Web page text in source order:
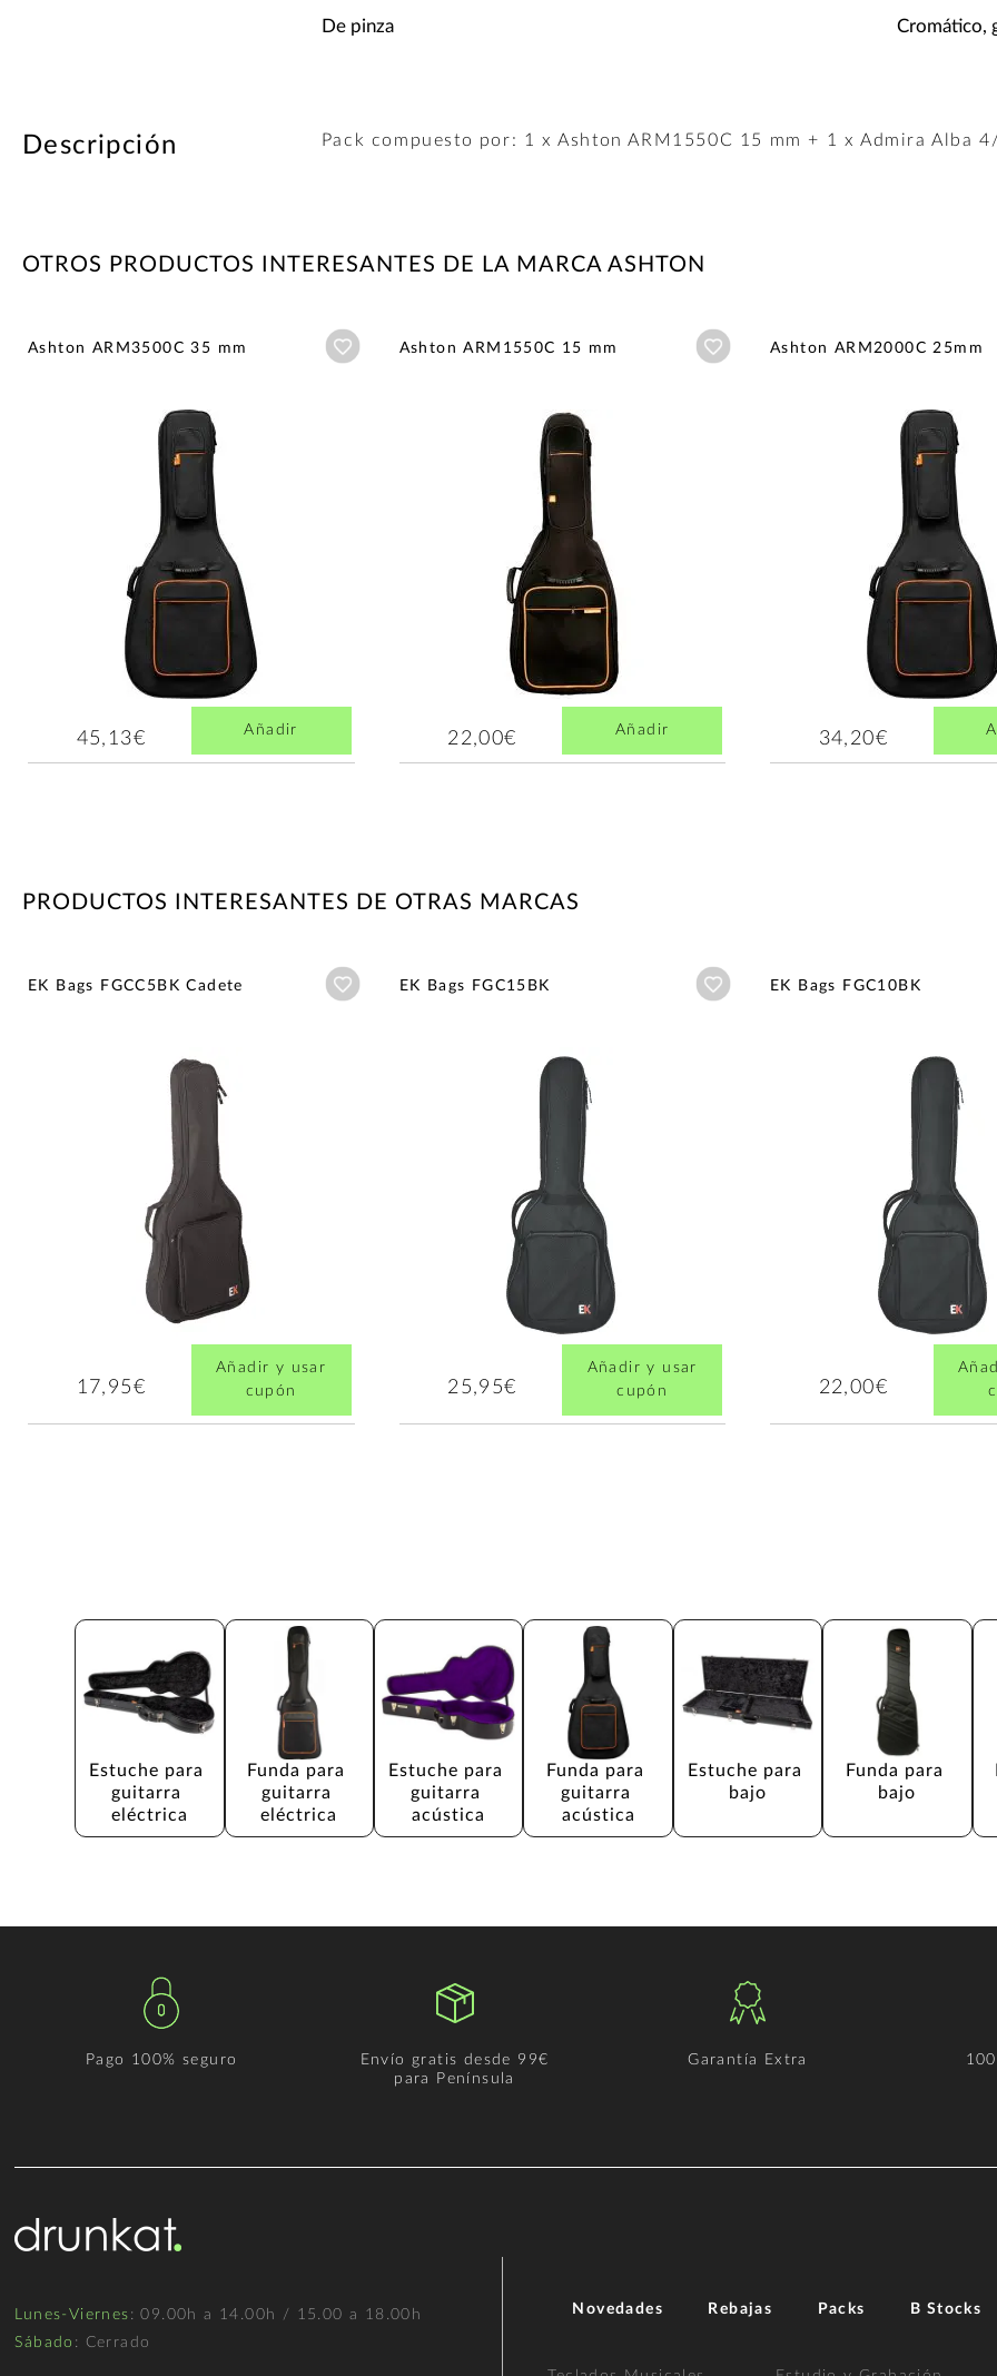
De pinza Cromático,
Descripción Pack compuesto por: 1 x Ashton ARM1550C 15 mm + 1 x Admira Alba
OTROS PRODUCTOS INTERESANTES DE LA MARCA ASHTON
Ashton ARM3500C 35 mm Añadir a wishlist
45,13€ Añadir
Ashton ARM1550C 15 mm Añadir a wishlist
22,00€ Añadir
Ashton ARM2000C 25mm
34,20€
PRODUCTOS INTERESANTES DE OTRAS MARCAS
EK Bags FGCC5BK Cadete Añadir a wishlist
17,95€
Añadir y usar
cupón
EK Bags FGC15BK Añadir a wishlist
25,95€
Añadir y usar
cupón
EK Bags FGC10BK
22,00€
Estuche para
guitarra
eléctrica
Funda para
guitarra
eléctrica
Estuche para
guitarra
acústica
Funda para
guitarra
acústica
Estuche para
bajo
Funda para
bajo
Pago 100% seguro
Envío gratis desde 99€
para Península
Garantía Extra
Lunes-Viernes : 09.00h a 14.00h / 15.00 a 18.00h
Sábado : Cerrado
Novedades Rebajas Packs B Stocks